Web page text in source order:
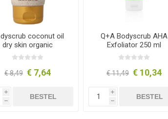
coconut oil
dry skin organic
€ 8,49 € 7,64
i
h
BESTEL
Q+A Bodyscrub AHA
Exfoliator 250 ml
€ 11,49 € 10,34
i
h
BESTEL